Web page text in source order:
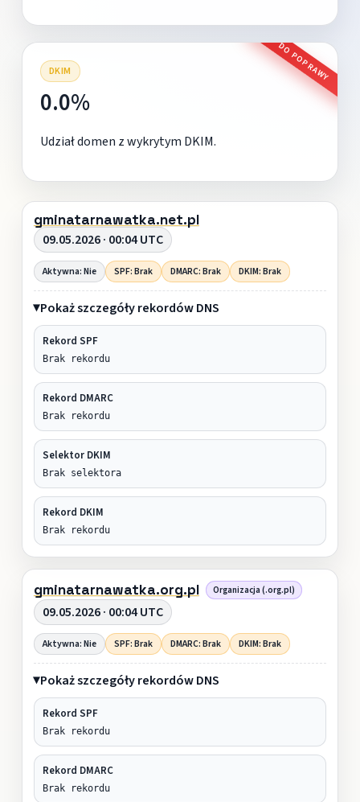
DKIM DO POPRAWY
0.0%
Udział domen z wykrytym DKIM.
gminatarnawatka.net.pl
09.05.2026 · 00:04 UTC
Aktywna: Nie SPF: Brak DMARC: Brak DKIM: Brak
Pokaż szczegóły rekordów DNS
Rekord SPF
Brak rekordu
Rekord DMARC
Brak rekordu
Selektor DKIM
Brak selektora
Rekord DKIM
Brak rekordu
gminatarnawatka.org.pl Organizacja (.org.pl)
09.05.2026 · 00:04 UTC
Aktywna: Nie SPF: Brak DMARC: Brak DKIM: Brak
Pokaż szczegóły rekordów DNS
Rekord SPF
Brak rekordu
Rekord DMARC
Brak rekordu